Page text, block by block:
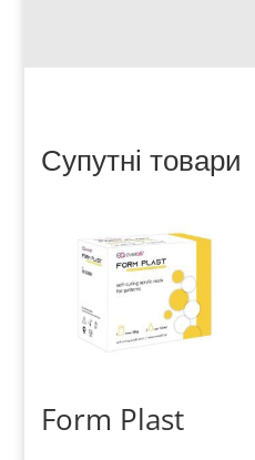
Супутні товари
Form Plast